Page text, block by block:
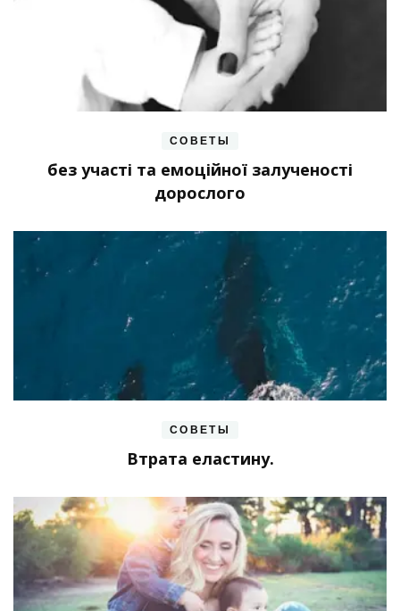
СОВЕТЫ
без участі та емоційної залученості
дорослого
СОВЕТЫ
Втрата еластину.